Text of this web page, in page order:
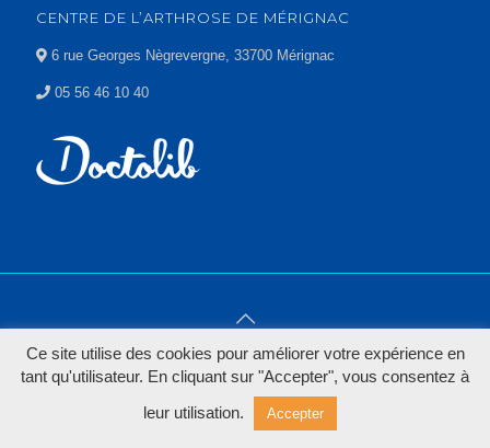
CENTRE DE L’ARTHROSE DE MÉRIGNAC
6 rue Georges Nègrevergne, 33700 Mérignac
05 56 46 10 40
© 2022 Le centre de la prothèse hanche & genou -
Mentions
Ce site utilise des cookies pour améliorer votre expérience en
tant qu'utilisateur. En cliquant sur "Accepter", vous consentez à
leur utilisation.
Accepter